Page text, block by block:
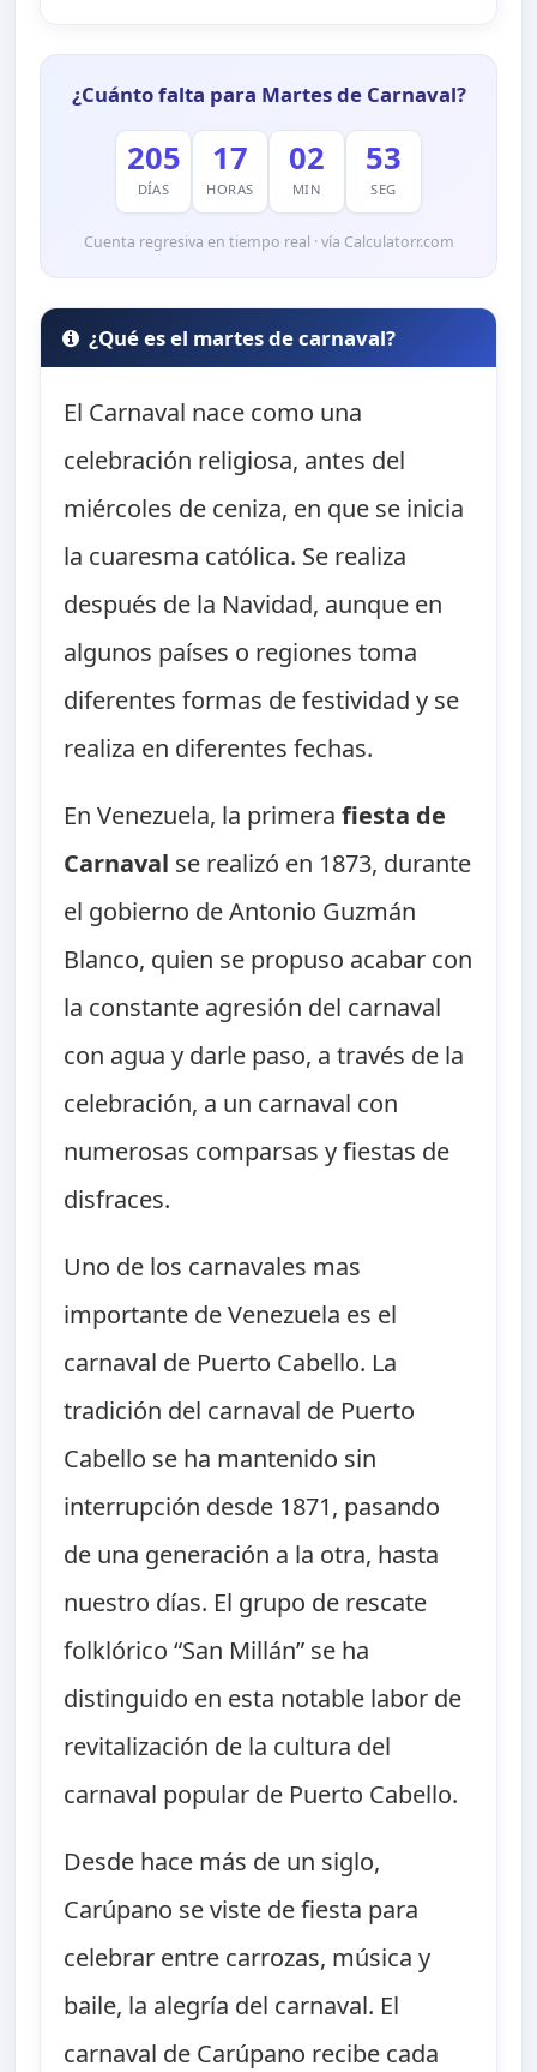
¿Cuánto falta para Martes de Carnaval?
205
DÍAS
17
HORAS
02
MIN
51
SEG
Cuenta regresiva en tiempo real · vía Calculatorr.com
¿Qué es el martes de carnaval?
El Carnaval nace como una
celebración religiosa, antes del
miércoles de ceniza, en que se inicia
la cuaresma católica. Se realiza
después de la Navidad, aunque en
algunos países o regiones toma
diferentes formas de festividad y se
realiza en diferentes fechas.
En Venezuela, la primerafiesta de
Carnaval se realizó en 1873, durante
el gobierno de Antonio Guzmán
Blanco, quien se propuso acabar con
la constante agresión del carnaval
con agua y darle paso, a través de la
celebración, a un carnaval con
numerosas comparsas y fiestas de
disfraces.
Uno de los carnavales mas
importante de Venezuela es el
carnaval de Puerto Cabello. La
tradición del carnaval de Puerto
Cabello se ha mantenido sin
interrupción desde 1871, pasando
de una generación a la otra, hasta
nuestro días. El grupo de rescate
folklórico “San Millán” se ha
distinguido en esta notable labor de
revitalización de la cultura del
carnaval popular de Puerto Cabello.
Desde hace más de un siglo,
Carúpano se viste de fiesta para
celebrar entre carrozas, música y
baile, la alegría del carnaval. El
carnaval de Carúpano recibe cada